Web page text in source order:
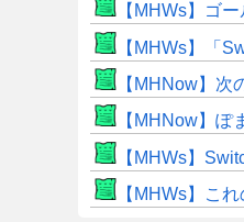
【MHWs】ゴ
【MHWs】「
【MHNow】次
【MHNow】ぽ
【MHWs】
【MHWs】こ